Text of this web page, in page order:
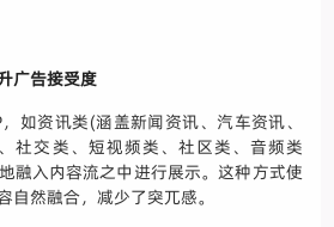
广告接受度
如资讯类(涵盖新闻资讯、汽车资讯、
社交类、短视频类、社区类、音频类
融入内容流之中进行展示。这种方式使
自然融合，减少了突兀感。